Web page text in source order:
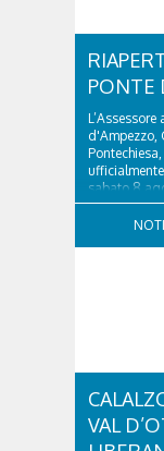
PONTE
d'Ampezzo,
sabato 8
verifiche e il
VAL